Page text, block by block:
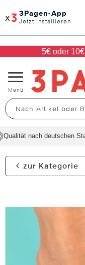
x 3Pagen-App
Jetzt installieren
5€ oder
Navigation
umschalten
Menü
nach deutschen
zur Kategorie